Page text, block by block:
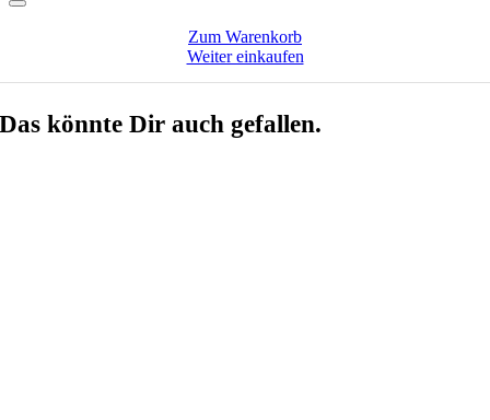
Zum Warenkorb
Weiter einkaufen
Das könnte Dir auch gefallen.